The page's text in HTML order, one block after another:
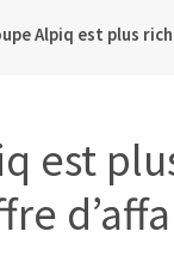
Alpiq est plus
est